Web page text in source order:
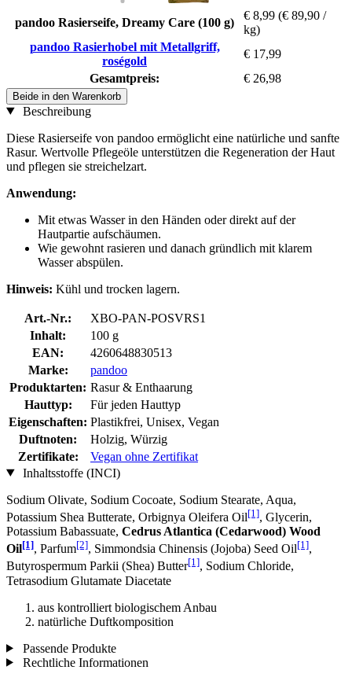
pandoo Rasierseife, Dreamy Care (100 g)
€ 8,99 (€ 89,90 /
kg)
pandoo Rasierhobel mit Metallgriff,
roségold
€ 17,99
Gesamtpreis:
€ 26,98
Beide in den Warenkorb
Beschreibung
Diese Rasierseife von pandoo ermöglicht eine natürliche und sanfte
Rasur. Wertvolle Pflegeöle unterstützen die Regeneration der Haut
und pflegen sie streichelzart.
Anwendung:
Mit etwas Wasser in den Händen oder direkt auf der
Hautpartie aufschäumen.
Wie gewohnt rasieren und danach gründlich mit klarem
Wasser abspülen.
Hinweis: Kühl und trocken lagern.
Art.-Nr.:
XBO-PAN-POSVRS1
Inhalt:
100 g
EAN:
4260648830513
Marke:
pandoo
Produktarten: Rasur & Enthaarung
Hauttyp:
Für jeden Hauttyp
Eigenschaften: Plastikfrei, Unisex, Vegan
Duftnoten:
Holzig, Würzig
Zertifikate:
Vegan ohne Zertifikat
Inhaltsstoffe (INCI)
Sodium Olivate, Sodium Cocoate, Sodium Stearate, Aqua,
Potassium Shea Butterate, Orbignya Oleifera Oil[1], Glycerin,
Potassium Babassuate, Cedrus Atlantica (Cedarwood) Wood
Oil[1], Parfum[2], Simmondsia Chinensis (Jojoba) Seed Oil[1],
Butyrospermum Parkii (Shea) Butter[1], Sodium Chloride,
Tetrasodium Glutamate Diacetate
aus kontrolliert biologischem Anbau
natürliche Duftkomposition
Passende Produkte
Rechtliche Informationen